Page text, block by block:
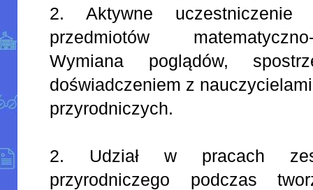
2. Aktywne uczestniczenie
przedmiotów
Wymiana poglądów,
doświadczeniem z
przyrodniczych.
2. Udział w pracach
przyrodniczego podczas